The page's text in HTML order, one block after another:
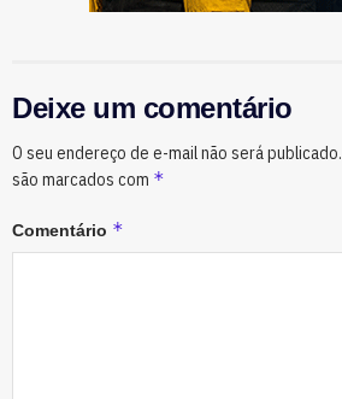
Deixe um comentário
O seu endereço de e-mail não será publicado.
são marcados com *
Comentário *